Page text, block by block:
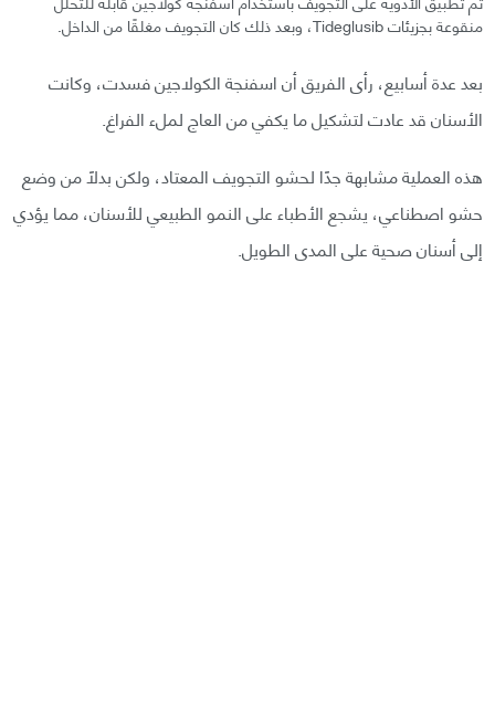
منقوعة بجزيئات Tideglusib، وبعد ذلك كان التجويف مغلقًا من الداخل.
بعد عدة أسابيع، رأى الفريق أن اسفنجة الكولاجين فسدت، وكانت
الأسنان قد عادت لتشكيل ما يكفي من العاج لملء الفراغ.
هذه العملية مشابهة جدًا لحشو التجويف المعتاد، ولكن بدلًا من وضع
حشو اصطناعي، يشجع الأطباء على النمو الطبيعي للأسنان، مما يؤدي
إلى أسنان صحية على المدى الطويل.